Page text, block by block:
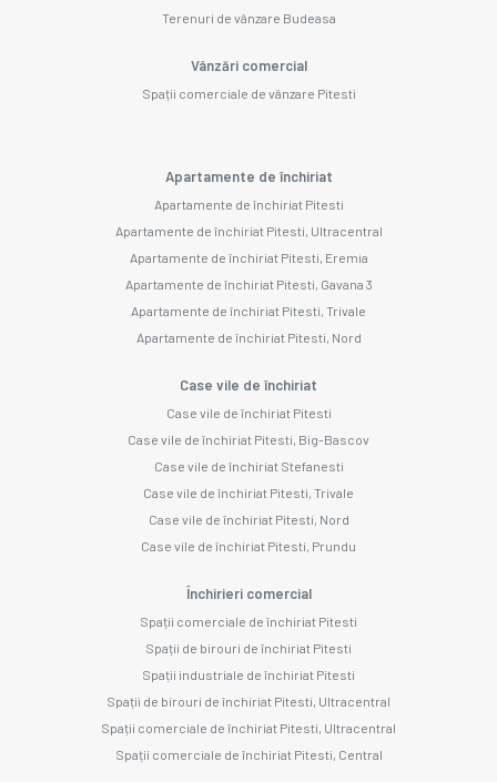
Terenuri de vânzare Budeasa
Vânzări comercial
Spații comerciale de vânzare Pitesti
Apartamente de închiriat
Apartamente de închiriat Pitesti
Apartamente de închiriat Pitesti, Ultracentral
Apartamente de închiriat Pitesti, Eremia
Apartamente de închiriat Pitesti, Gavana 3
Apartamente de închiriat Pitesti, Trivale
Apartamente de închiriat Pitesti, Nord
Case vile de închiriat
Case vile de închiriat Pitesti
Case vile de închiriat Pitesti, Big-Bascov
Case vile de închiriat Stefanesti
Case vile de închiriat Pitesti, Trivale
Case vile de închiriat Pitesti, Nord
Case vile de închiriat Pitesti, Prundu
Închirieri comercial
Spații comerciale de închiriat Pitesti
Spații de birouri de închiriat Pitesti
Spații industriale de închiriat Pitesti
Spații de birouri de închiriat Pitesti, Ultracentral
Spații comerciale de închiriat Pitesti, Ultracentral
Spații comerciale de închiriat Pitesti, Central